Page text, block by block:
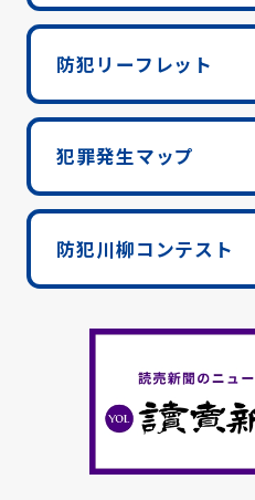
防犯リーフレット
犯罪発生マップ
防犯川柳コンテスト